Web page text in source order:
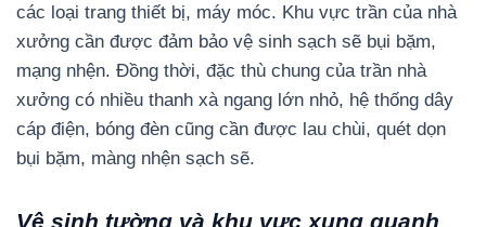
các loại trang thiết bị, máy móc. Khu vực trần của nhà
xưởng cần được đảm bảo vệ sinh sạch sẽ bụi bặm,
mạng nhện. Đồng thời, đặc thù chung của trần nhà
xưởng có nhiều thanh xà ngang lớn nhỏ, hệ thống dây
cáp điện, bóng đèn cũng cần được lau chùi, quét dọn
bụi bặm, màng nhện sạch sẽ.
Vệ sinh tường và khu vực xung quanh